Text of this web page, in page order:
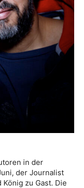
in der
der Journalist
zu Gast. Die